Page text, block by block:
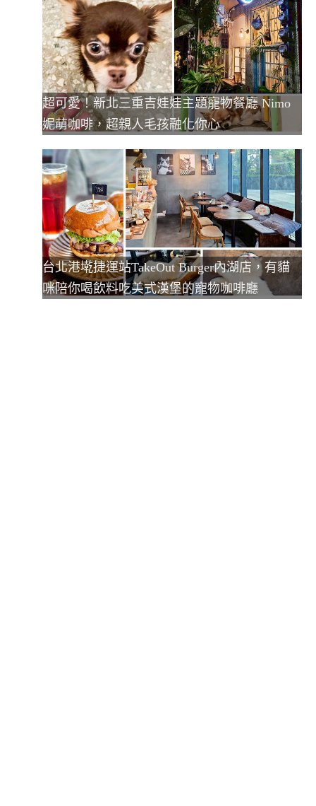
超可愛！新北三重吉娃娃主題寵物餐廳 Nimo
妮萌咖啡，超親人毛孩融化你心
台北港墘捷運站TakeOut Burger內湖店，有貓
咪陪你喝飲料吃美式漢堡的寵物咖啡廳